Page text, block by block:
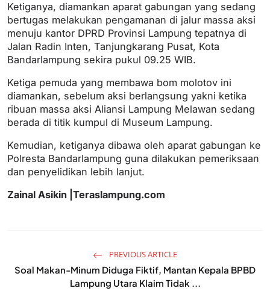
Ketiganya, diamankan aparat gabungan yang sedang
bertugas melakukan pengamanan di jalur massa aksi
menuju kantor DPRD Provinsi Lampung tepatnya di
Jalan Radin Inten, Tanjungkarang Pusat, Kota
Bandarlampung sekira pukul 09.25 WIB.
Ketiga pemuda yang membawa bom molotov ini
diamankan, sebelum aksi berlangsung yakni ketika
ribuan massa aksi Aliansi Lampung Melawan sedang
berada di titik kumpul di Museum Lampung.
Kemudian, ketiganya dibawa oleh aparat gabungan ke
Polresta Bandarlampung guna dilakukan pemeriksaan
dan penyelidikan lebih lanjut.
Zainal Asikin |Teraslampung.com
PREVIOUS ARTICLE
Soal Makan-Minum Diduga Fiktif, Mantan Kepala BPBD
Lampung Utara Klaim Tidak ...